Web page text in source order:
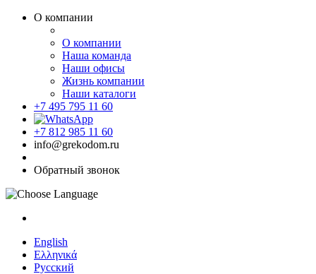
О компании
О компании
Наша команда
Наши офисы
Жизнь компании
Наши каталоги
+7 495 795 11 60
+7 812 985 11 60
info@grekodom.ru
Обратный звонок
English
Ελληνικά
Русский